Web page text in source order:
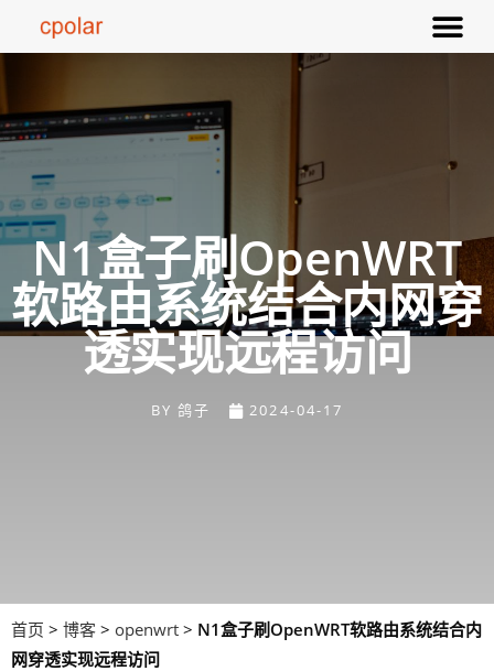
N1盒子刷OpenWRT
软路由系统结合内网穿
透实现远程访问
BY 鸽子 2024-04-17
首页 > 博客 > openwrt > N1盒子刷OpenWRT软路由系统结合内
网穿透实现远程访问